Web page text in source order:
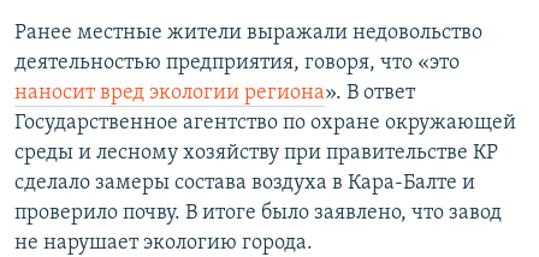
Ранее местные жители выражали недовольство
деятельностью предприятия, говоря, что «это
наносит вред экологии региона». В ответ
Государственное агентство по охране окружающей
среды и лесному хозяйству при правительстве КР
сделало замеры состава воздуха в Кара-Балте и
проверило почву. В итоге было заявлено, что завод
не нарушает экологию города.